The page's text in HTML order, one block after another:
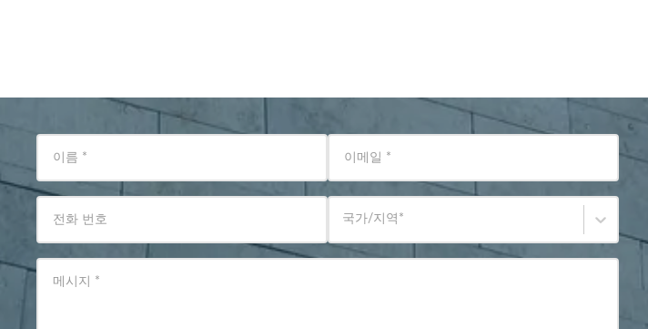
이름 * 이메일 *
전화 번호 국가/지역 *
메시지 *